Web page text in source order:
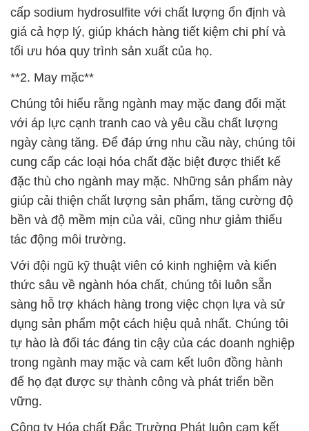
Chúng tôi hiểu rằng ngành may mặc đang đối mặt
với áp lực cạnh tranh cao và yêu cầu chất lượng
ngày càng tăng. Để đáp ứng nhu cầu này, chúng tôi
cung cấp các loại hóa chất đặc biệt được thiết kế
đặc thù cho ngành may mặc. Những sản phẩm này
giúp cải thiện chất lượng sản phẩm, tăng cường độ
bền và độ mềm mịn của vải, cũng như giảm thiểu
tác động môi trường.
Với đội ngũ kỹ thuật viên có kinh nghiệm và kiến
thức sâu về ngành hóa chất, chúng tôi luôn sẵn
sàng hỗ trợ khách hàng trong việc chọn lựa và sử
dụng sản phẩm một cách hiệu quả nhất. Chúng tôi
tự hào là đối tác đáng tin cậy của các doanh nghiệp
trong ngành may mặc và cam kết luôn đồng hành
để họ đạt được sự thành công và phát triển bền
vững.
Công ty Hóa chất Đắc Trường Phát luôn cam kết
cung cấp các sản phẩm và dịch vụ hàng đầu, giúp
khách hàng nâng cao hiệu suất và cạnh tranh trong
thị trường. Chúng tôi xem xét và thấu hiểu sâu về
nhu cầu của khách hàng, cung cấp các giải pháp tối